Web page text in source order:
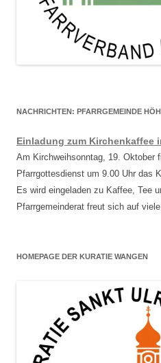
NACHRICHTEN: PFARRGEMEINDE
Einladung zum Kirchenkaffee
Am Kirchweihsonntag, 19. Oktober
Pfarrgottesdienst um 9.00 Uhr das
Es wird eingeladen zu Kaffee, Tee
Pfarrgemeinderat freut sich auf
HOMEPAGE DER KURATIE WANGEN